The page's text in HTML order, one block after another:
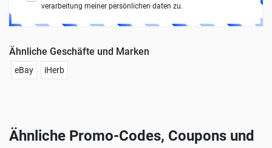
verarbeitung meiner persönlichen daten zu.
Ähnliche Geschäfte und Marken
eBay iHerb
Ähnliche Promo-Codes, Coupons und